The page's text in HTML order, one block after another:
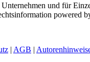
und für
powered
| AGB |